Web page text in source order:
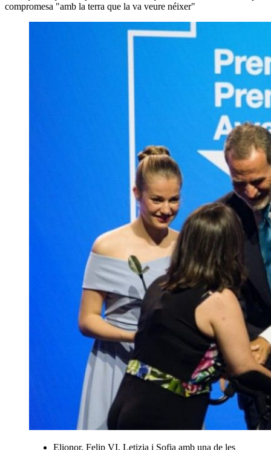
compromesa "amb la terra que la va veure néixer"
Elionor, Felip VI, Letizia i Sofia amb una de les